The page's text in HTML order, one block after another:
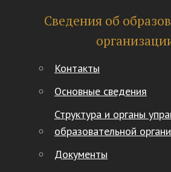
Сведения об
Контакты
Основные сведения
Структура и органы
образовательной
Документы